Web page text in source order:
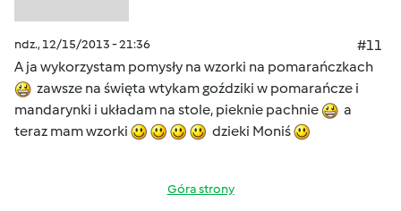
ndz., 12/15/2013 - 21:36
#11
A ja wykorzystam pomysły na wzorki na pomarańczkach
zawsze na święta wtykam goździki w pomarańcze i
mandarynki i układam na stole, pieknie pachnie
a
teraz mam wzorki
dzieki Moniś
Góra strony